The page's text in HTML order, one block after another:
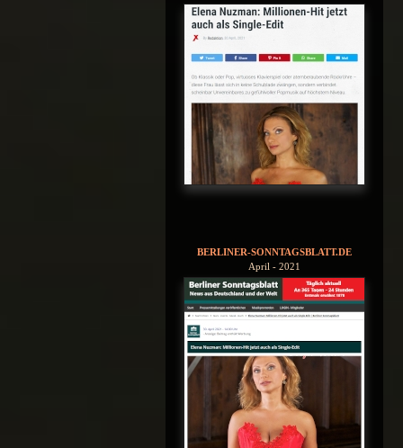
BERLINER-SONNTAGSBLATT.DE
April - 2021